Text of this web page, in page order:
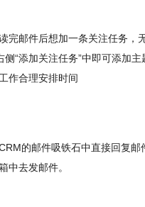
邮件后想加一条关注任务，
“添加关注任务”中即可添加
作合理安排时间
的邮件吸铁石中直接回复邮
中去发邮件。